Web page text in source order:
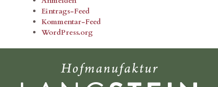
Eintrags-Feed
Kommentar-Feed
WordPress.org